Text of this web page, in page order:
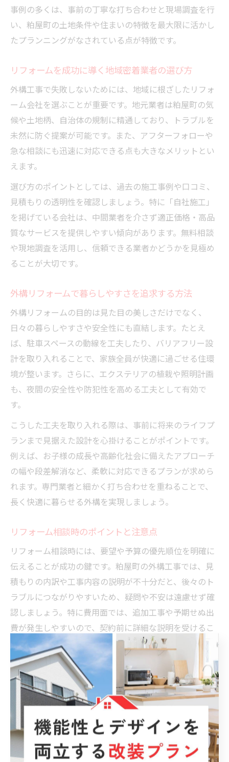
事例の多くは、事前の丁寧な打ち合わせと現場調査を行
い、粕屋町の土地条件や住まいの特徴を最大限に活かし
たプランニングがなされている点が特徴です。
リフォームを成功に導く地域密着業者の選び方
外構工事で失敗しないためには、地域に根ざしたリフォ
ーム会社を選ぶことが重要です。地元業者は粕屋町の気
候や土地柄、自治体の規制に精通しており、トラブルを
未然に防ぐ提案が可能です。また、アフターフォローや
急な相談にも迅速に対応できる点も大きなメリットとい
えます。
選び方のポイントとしては、過去の施工事例や口コミ、
見積もりの透明性を確認しましょう。特に「自社施工」
を掲げている会社は、中間業者を介さず適正価格・高品
質なサービスを提供しやすい傾向があります。無料相談
や現地調査を活用し、信頼できる業者かどうかを見極め
ることが大切です。
外構リフォームで暮らしやすさを追求する方法
外構リフォームの目的は見た目の美しさだけでなく、
日々の暮らしやすさや安全性にも直結します。たとえ
ば、駐車スペースの動線を工夫したり、バリアフリー設
計を取り入れることで、家族全員が快適に過ごせる住環
境が整います。さらに、エクステリアの植栽や照明計画
も、夜間の安全性や防犯性を高める工夫として有効で
す。
こうした工夫を取り入れる際は、事前に将来のライフプ
ランまで見据えた設計を心掛けることがポイントです。
例えば、お子様の成長や高齢化社会に備えたアプローチ
の幅や段差解消など、柔軟に対応できるプランが求めら
れます。専門業者と細かく打ち合わせを重ねることで、
長く快適に暮らせる外構を実現しましょう。
リフォーム相談時のポイントと注意点
リフォーム相談時には、要望や予算の優先順位を明確に
伝えることが成功の鍵です。粕屋町の外構工事では、見
積もりの内訳や工事内容の説明が不十分だと、後々のト
ラブルにつながりやすいため、疑問や不安は遠慮せず確
認しましょう。特に費用面では、追加工事や予期せぬ出
費が発生しやすいので、契約前に詳細な説明を受けるこ
とが大切です。
また、デザインや機能性だけでなく、施工後のメンテナ
ンスや保証内容も事前に確認しておくと安心です。現地
調査や無料相談を積極的に利用し、複数業者を比較検討
することで、自分に合った最適なリフォームプランを見
つけやすくなります。